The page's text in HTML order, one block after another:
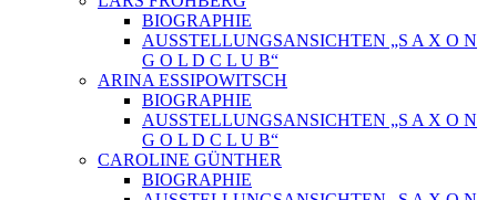
BIOGRAPHIE
AUSSTELLUNGSANSICHTEN „S A X O N
G O L D C L U B“
ARINA ESSIPOWITSCH
BIOGRAPHIE
AUSSTELLUNGSANSICHTEN „S A X O N
G O L D C L U B“
CAROLINE GÜNTHER
BIOGRAPHIE